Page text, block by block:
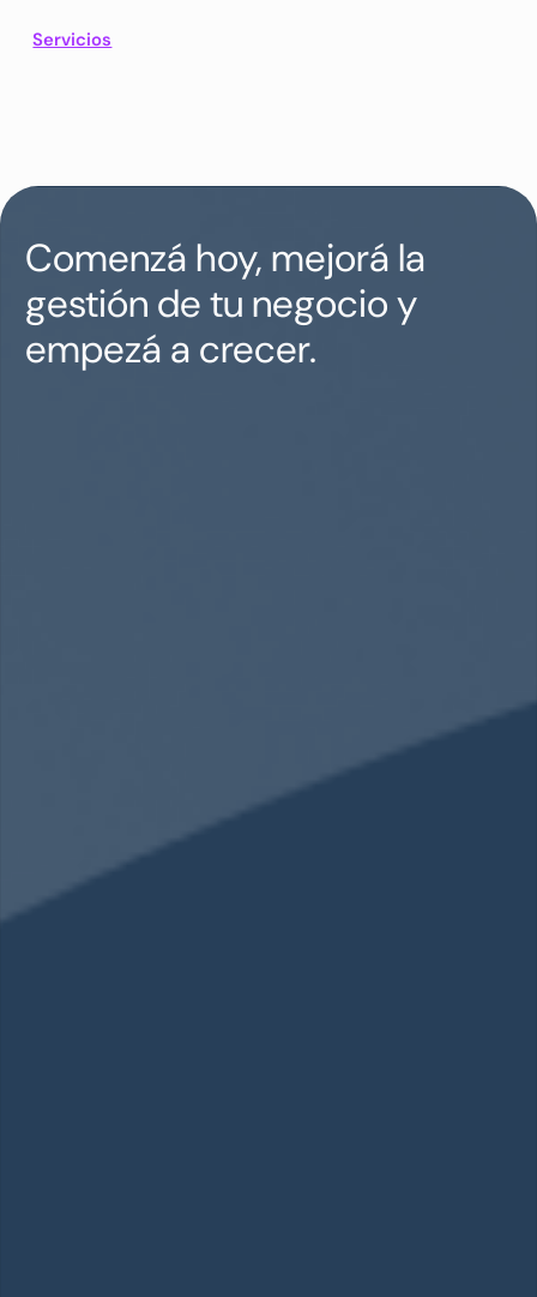
Servicios
Comenzá hoy, mejorá la
gestión de tu negocio y
empezá a crecer.